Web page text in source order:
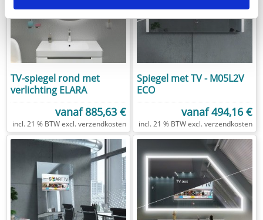
TV-spiegel rond met
verlichting ELARA
vanaf885,63 €
excl.verzendkosten
Spiegel met TV - M05L2V
ECO
vanaf494,16 €
excl.verzendkosten